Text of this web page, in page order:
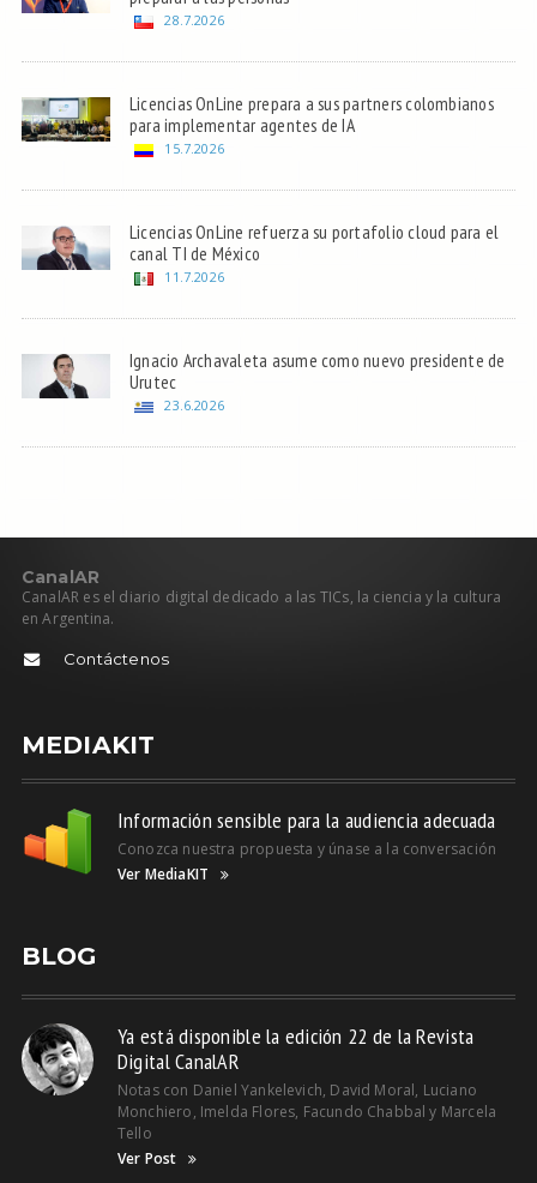
28.7.2026
Licencias OnLine prepara a sus partners colombianos
para implementar agentes de IA
15.7.2026
Licencias OnLine refuerza su portafolio cloud para el
canal TI de México
11.7.2026
Ignacio Archavaleta asume como nuevo presidente de
Urutec
23.6.2026
CanalAR
CanalAR es el diario digital dedicado a las TICs, la ciencia y la cultura
en Argentina.
Contáctenos
MEDIAKIT
Información sensible para la audiencia adecuada
Conozca nuestra propuesta y únase a la conversación
Ver MediaKIT
BLOG
Ya está disponible la edición 22 de la Revista
Digital CanalAR
Notas con Daniel Yankelevich, David Moral, Luciano
Monchiero, Imelda Flores, Facundo Chabbal y Marcela
Tello
Ver Post